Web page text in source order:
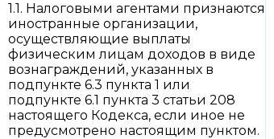
1.1. Налоговыми агентами признаются
иностранные организации,
осуществляющие выплаты
физическим лицам доходов в виде
вознаграждений, указанных в
подпункте 6.3 пункта 1 или
подпункте 6.1 пункта 3 статьи 208
настоящего Кодекса, если иное не
предусмотрено настоящим пунктом.